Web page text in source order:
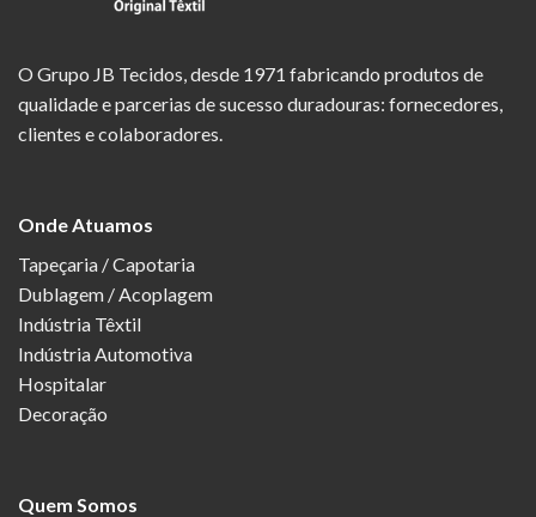
O Grupo JB Tecidos, desde 1971 fabricando produtos de
qualidade e parcerias de sucesso duradouras: fornecedores,
clientes e colaboradores.
Onde Atuamos
Tapeçaria / Capotaria
Dublagem / Acoplagem
Indústria Têxtil
Indústria Automotiva
Hospitalar
Decoração
Quem Somos